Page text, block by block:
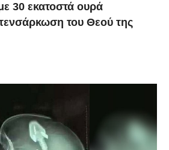
30 εκατοστά ουρά
του Θεού της